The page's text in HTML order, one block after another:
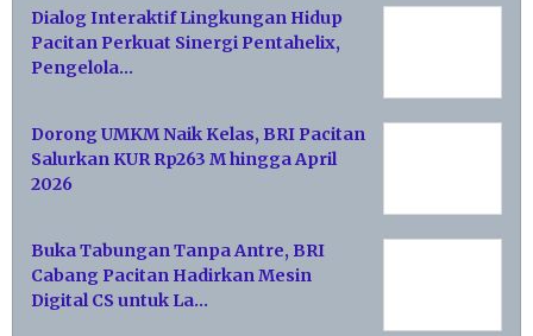
Dialog Interaktif Lingkungan Hidup
Pacitan Perkuat Sinergi Pentahelix,
Pengelola…
Dorong UMKM Naik Kelas, BRI Pacitan
Salurkan KUR Rp263 M hingga April
2026
Buka Tabungan Tanpa Antre, BRI
Cabang Pacitan Hadirkan Mesin
Digital CS untuk La…